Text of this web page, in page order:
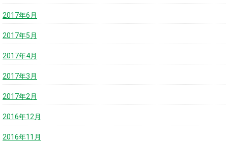
2017年6月
2017年5月
2017年4月
2017年3月
2017年2月
2016年12月
2016年11月